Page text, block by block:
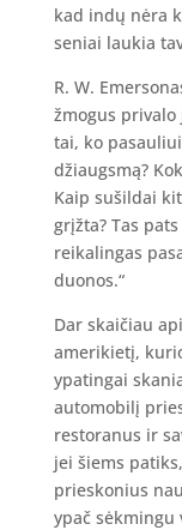
kad indų nėra
seniai laukia
R. W.
žmogus
tai, ko
džiaugsmą?
Kaip sušildai
grįžta? Tas
reikalingas
duonos.“
Dar skaičiau
amerikietį,
ypatingai
automobilį
restoranus ir
jei šiems
prieskonius
ypač sėkmingu